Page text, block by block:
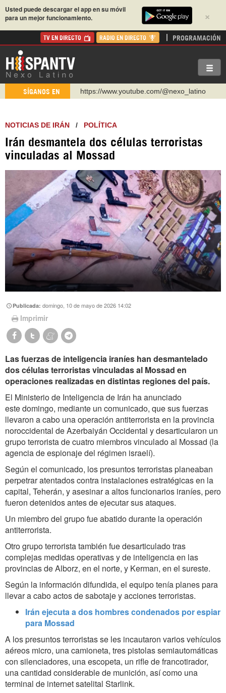
×
Usted puede descargar el app en su móvil
para un mejor funcionamiento.
TV EN DIRECTO RADIO EN DIRECTO PROGRAMACIÓN
SÍGANOS EN
https://www.youtube.com/@nexo_latino
https://t.me/hispantvcanal
https://urmedium.com/c/hispantv
WhatsApp y Viber: +98 921 79 29 404
https://www.facebook.com/Nexolatino.Canal
NOTICIAS DE IRÁN / POLÍTICA
Irán desmantela dos células terroristas
vinculadas al Mossad
Publicada:domingo, 10 de mayo de 2026 14:02
Imprimir
Las fuerzas de inteligencia iraníes han desmantelado
dos células terroristas vinculadas al Mossad en
operaciones realizadas en distintas regiones del país.
El Ministerio de Inteligencia de Irán ha anunciado
este domingo, mediante un comunicado, que sus fuerzas
llevaron a cabo una operación antiterrorista en la provincia
noroccidental de Azerbaiyán Occidental y desarticularon un
grupo terrorista de cuatro miembros vinculado al Mossad (la
agencia de espionaje del régimen israelí).
Según el comunicado, los presuntos terroristas planeaban
perpetrar atentados contra instalaciones estratégicas en la
capital, Teherán, y asesinar a altos funcionarios iraníes, pero
fueron detenidos antes de ejecutar sus ataques.
Un miembro del grupo fue abatido durante la operación
antiterrorista.
Otro grupo terrorista también fue desarticulado tras
complejas medidas operativas y de inteligencia en las
provincias de Alborz, en el norte, y Kerman, en el sureste.
Según la información difundida, el equipo tenía planes para
llevar a cabo actos de sabotaje y acciones terroristas.
Irán ejecuta a dos hombres condenados por espiar
para Mossad
A los presuntos terroristas se les incautaron varios vehículos
aéreos micro, una camioneta, tres pistolas semiautomáticas
con silenciadores, una escopeta, un rifle de francotirador,
una cantidad considerable de munición, así como una
terminal de internet satelital Starlink.